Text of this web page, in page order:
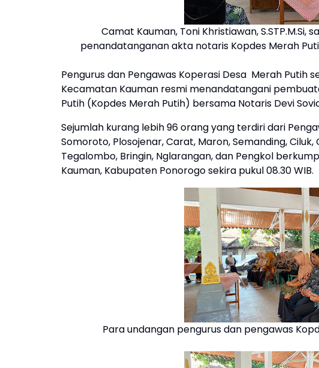
Camat Kauman, Toni Khristiawan,
penandatanganan akta notaris Kopdes Merah
Pengurus dan Pengawas Koperasi Desa Merah Putih
Kecamatan Kauman resmi menandatangani
Putih (Kopdes Merah Putih) bersama Notaris Devi
Sejumlah kurang lebih 96 orang yang terdiri dari
Somoroto, Plosojenar, Carat, Maron, Semanding,
Tegalombo, Bringin, Nglarangan, dan Pengkol
Kauman, Kabupaten Ponorogo sekira pukul 08.30 WIB.
Para undangan pengurus dan pengawas